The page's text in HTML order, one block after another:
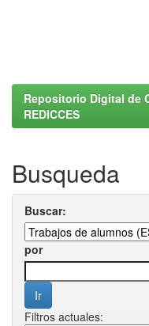
Repositorio Digital de
REDICCES
Busqueda
Buscar:
por
Filtros actuales: